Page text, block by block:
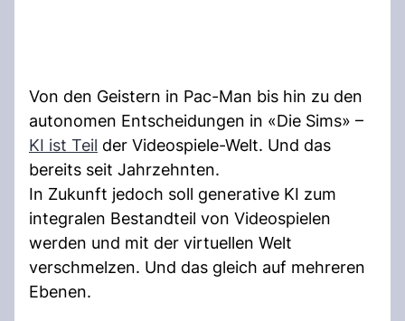
Von den Geistern in Pac-Man bis hin zu den
autonomen Entscheidungen in «Die Sims» –
KI ist Teil der Videospiele-Welt. Und das
bereits seit Jahrzehnten.
In Zukunft jedoch soll generative KI zum
integralen Bestandteil von Videospielen
werden und mit der virtuellen Welt
verschmelzen. Und das gleich auf mehreren
Ebenen.